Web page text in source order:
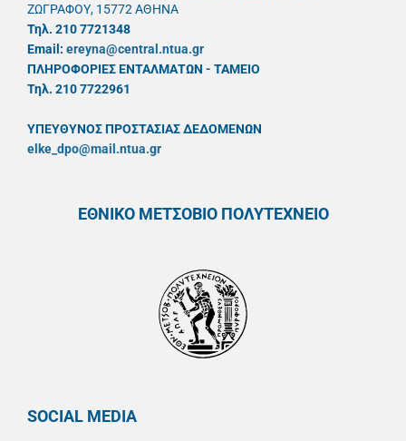
ΖΩΓΡΑΦΟΥ, 15772 ΑΘΗΝΑ
Τηλ. 210 7721348
Email: ereyna@central.ntua.gr
ΠΛΗΡΟΦΟΡΙΕΣ ΕΝΤΑΛΜΑΤΩΝ - ΤΑΜΕΙΟ
Τηλ. 210 7722961
ΥΠΕΥΘYΝΟΣ ΠΡΟΣΤΑΣΙΑΣ ΔΕΔΟΜΕΝΩΝ
elke_dpo@mail.ntua.gr
ΕΘΝΙΚΟ ΜΕΤΣΟΒΙΟ ΠΟΛΥΤΕΧΝΕΙΟ
SOCIAL MEDIA